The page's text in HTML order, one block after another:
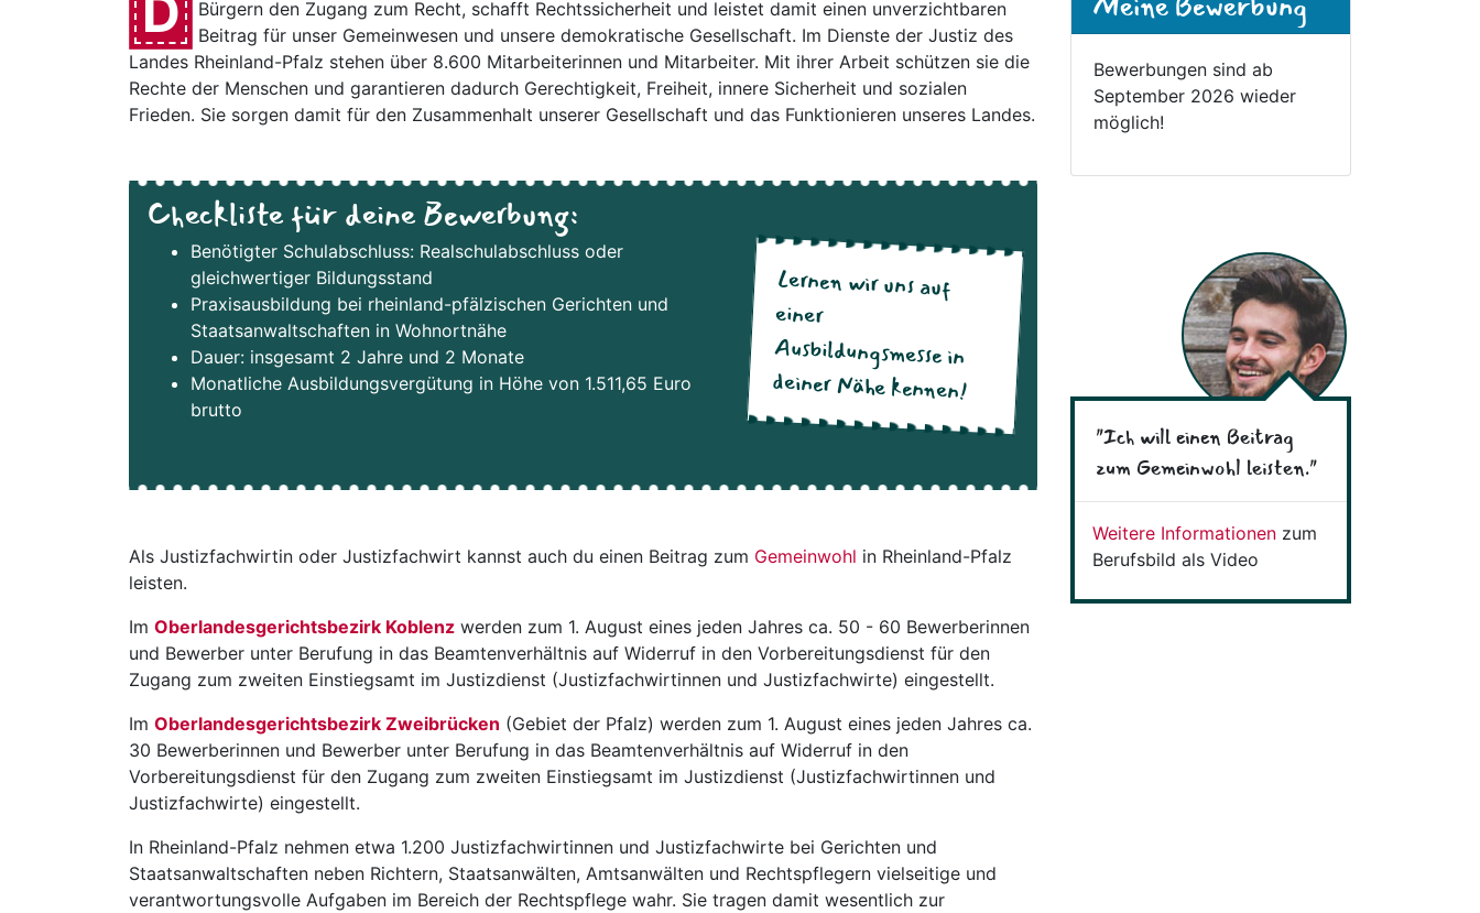
D
Bürgern den Zugang zum Recht, schafft Rechtssicherheit und leistet damit einen unverzichtbaren
Beitrag für unser Gemeinwesen und unsere demokratische Gesellschaft. Im Dienste der Justiz des
Landes Rheinland-Pfalz stehen über 8.600 Mitarbeiterinnen und Mitarbeiter. Mit ihrer Arbeit schützen sie die
Rechte der Menschen und garantieren dadurch Gerechtigkeit, Freiheit, innere Sicherheit und sozialen
Frieden. Sie sorgen damit für den Zusammenhalt unserer Gesellschaft und das Funktionieren unseres Landes.
Checkliste für deine Bewerbung:
Benötigter Schulabschluss: Realschulabschluss oder
gleichwertiger Bildungsstand
Praxisausbildung bei rheinland-pfälzischen Gerichten und
Staatsanwaltschaften in Wohnortnähe
Dauer: insgesamt 2 Jahre und 2 Monate
Monatliche Ausbildungsvergütung in Höhe von 1.511,65 Euro
brutto
Lernen wir uns auf
einer
Ausbildungsmesse in
deiner Nähe kennen!
Als Justizfachwirtin oder Justizfachwirt kannst auch du einen Beitrag zum Gemeinwohl in Rheinland-Pfalz
leisten.
Im Oberlandesgerichtsbezirk Koblenz werden zum 1. August eines jeden Jahres ca. 50 - 60 Bewerberinnen
und Bewerber unter Berufung in das Beamtenverhältnis auf Widerruf in den Vorbereitungsdienst für den
Zugang zum zweiten Einstiegsamt im Justizdienst (Justizfachwirtinnen und Justizfachwirte) eingestellt.
Im Oberlandesgerichtsbezirk Zweibrücken (Gebiet der Pfalz) werden zum 1. August eines jeden Jahres ca.
30 Bewerberinnen und Bewerber unter Berufung in das Beamtenverhältnis auf Widerruf in den
Vorbereitungsdienst für den Zugang zum zweiten Einstiegsamt im Justizdienst (Justizfachwirtinnen und
Justizfachwirte) eingestellt.
In Rheinland-Pfalz nehmen etwa 1.200 Justizfachwirtinnen und Justizfachwirte bei Gerichten und
Staatsanwaltschaften neben Richtern, Staatsanwälten, Amtsanwälten und Rechtspflegern vielseitige und
verantwortungsvolle Aufgaben im Bereich der Rechtspflege wahr. Sie tragen damit wesentlich zur
Bewerbungen sind ab
September 2026 wieder
möglich!
"Ich will einen Beitrag
zum Gemeinwohl leisten."
Weitere Informationen zum
Berufsbild als Video